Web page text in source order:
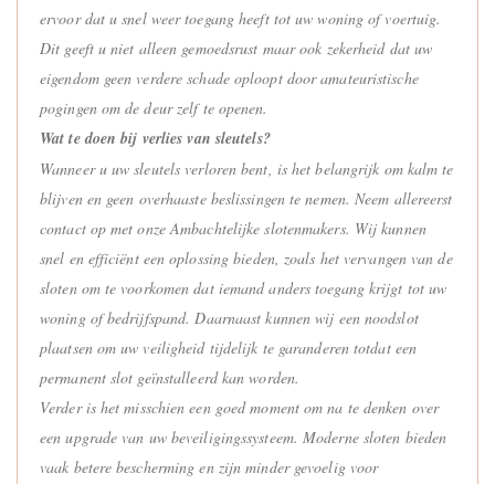
ervoor dat u snel weer toegang heeft tot uw woning of voertuig.
Dit geeft u niet alleen gemoedsrust maar ook zekerheid dat uw
eigendom geen verdere schade oploopt door amateuristische
pogingen om de deur zelf te openen.
Wat te doen bij verlies van sleutels?
Wanneer u uw sleutels verloren bent, is het belangrijk om kalm te
blijven en geen overhaaste beslissingen te nemen. Neem allereerst
contact op met onze Ambachtelijke slotenmakers. Wij kunnen
snel en efficiënt een oplossing bieden, zoals het vervangen van de
sloten om te voorkomen dat iemand anders toegang krijgt tot uw
woning of bedrijfspand. Daarnaast kunnen wij een noodslot
plaatsen om uw veiligheid tijdelijk te garanderen totdat een
permanent slot geïnstalleerd kan worden.
Verder is het misschien een goed moment om na te denken over
een upgrade van uw beveiligingssysteem. Moderne sloten bieden
vaak betere bescherming en zijn minder gevoelig voor